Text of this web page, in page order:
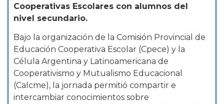
Cooperativas Escolares con alumnos del
nivel secundario.
Bajo la organización de la Comisión Provincial de
Educación Cooperativa Escolar (Cpece) y la
Célula Argentina y Latinoamericana de
Cooperativismo y Mutualismo Educacional
(Calcme), la jornada permitió compartir e
intercambiar conocimientos sobre